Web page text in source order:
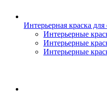
Интерьерная краска для
Интерьерные
Интерьерные
Интерьерные